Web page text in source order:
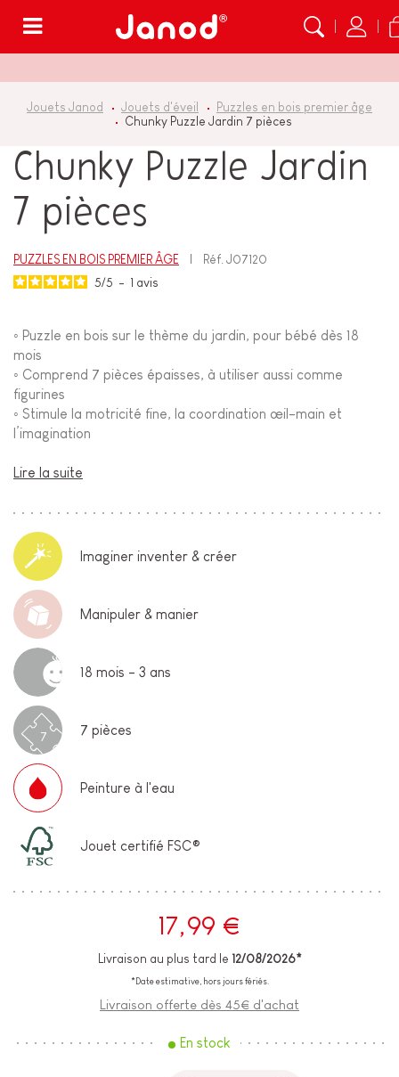
Jouets Janod Jouets d'éveil
Puzzles en bois premier âge
Chunky Puzzle Jardin 7 pièces
Chunky Puzzle Jardin
7 pièces
PUZZLES EN BOIS PREMIER ÂGE Réf.J07120
5/5 - 1 avis
◦ Puzzle en bois sur le thème du jardin, pour bébé dès 18
mois
◦ Comprend 7 pièces épaisses, à utiliser aussi comme
figurines
◦ Stimule la motricité fine, la coordination œil-main et
l’imagination
Lire la suite
Imaginer inventer & créer
Manipuler & manier
18 mois - 3 ans
7 7 pièces
Peinture à l'eau
Jouet certifié FSC®
17,99 €
Livraison au plus tard le 12/08/2026*
*Date estimative, hors jours fériés.
Livraison offerte dès 45€ d'achat
En stock